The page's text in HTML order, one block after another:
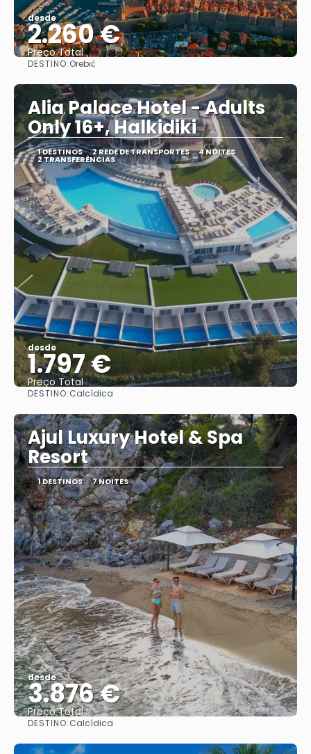
desde
2.260 €
Preço Total
DESTINO:Orebić
Alia Palace Hotel - Adults
Only 16+, Halkidiki
1 DESTINOS 2 REDE DE TRANSPORTES 4 NOITES
2 TRANSFERÊNCIAS
desde
1.797 €
Preço Total
DESTINO:Calcídica
Ajul Luxury Hotel & Spa
Resort
1 DESTINOS 7 NOITES
desde
3.876 €
Preço Total
DESTINO:Calcídica